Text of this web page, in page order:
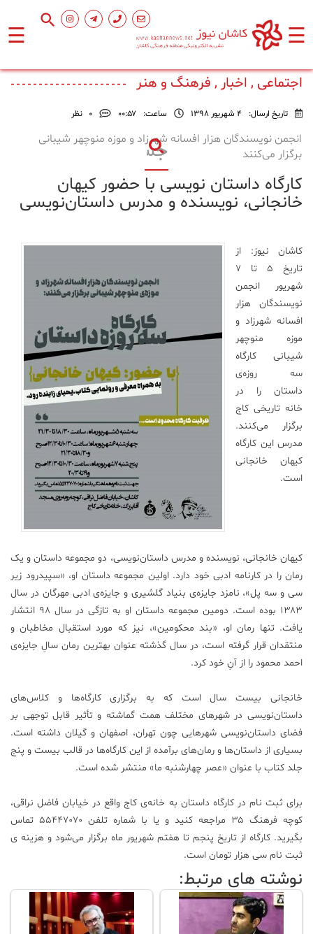
☰ ☰
اصلی
و
هنر
محیط
زیست
علم
و
فناوری
عکس
پادکست
اجتماعی , اخبار , فرهنگ و هنر
تاریخ ارسال: 4 شهریور 1398 ساعت: ۰۰:۵۷ 0 نظر
انجمن نویسندگان هزار افسانه شهرزاد و موزه‌ منوچهر شیبانی
برگزار می‌کنند
کارگاه داستان نویسی با حضور کیهان
خانجانی، نویسنده و مدرس داستان‌نویسی
کاشان نیوز: از
تاریخ ۵ تا ۷
شهریور انجمن
نویسندگان هزار
افسانه شهرزاد و
موزه‌ منوچهر
شیبانی کارگاه
سه روزه‌ی
داستان را در
خانه تاریخی کاج
برگزار می‌کنند.
مدرس این کارگاه
کیهان خانجانی
است.
کیهان خانجانی، نویسنده و مدرس داستان‌نویسی، دو مجموعه داستان و یک
رمان را در کارنامه ادبی خود دارد. اولین مجموعه داستان او، «سپیدرود زیر
سی و سه پل»، نامزد جایزه‌ی بنیاد گلشیری و جایزه‌ی ادبی مهرگان در سال
۱۳۸۳ بوده است. دومین مجموعه داستان او به تازگی در سال ۹۸ انتشار
یافت. تنها رمان او، «بند محکومین»، نیز که مورد استقبال مخاطبان و
منتقدان قرار گرفته است، در سال گذشته عنوان بهترین رمان سالِ جایزه‌ی
احمد محمود را از آنِ خود کرد.
خانجانی بیست سال است که به برگزاری کارگاه‌ها و کلاس‌های
داستان‌نویسی در شهرهای مختلف همت گماشته و تأثیر قابل توجهی بر
فضای داستان‌نویسی شهرهایی چون تهران، اصفهان و گیلان داشته است.
بسیاری از داستان‌ها و رمان‌های برآمده از این کارگاه‌ها در قالب بیست و پنج
جلد کتاب با عنوان «عصر چهارشنبه ما» منتشر شده است.
برای ثبت نام در کارگاه داستان به خانه‌ی کاج واقع در خیابان فاضل نراقی،
کوچه فرهنگ ۳۵ مراجعه کنید و یا با شماره تلفن ۵۵۴۴۷۰۷۰ تماس
بگیرید. کارگاه از تاریخ پنجم تا هفتم شهریور ماه برگزار می‌شود و هزینه ی
ثبت نام سی هزار تومان است.
نوشته های مرتبط: